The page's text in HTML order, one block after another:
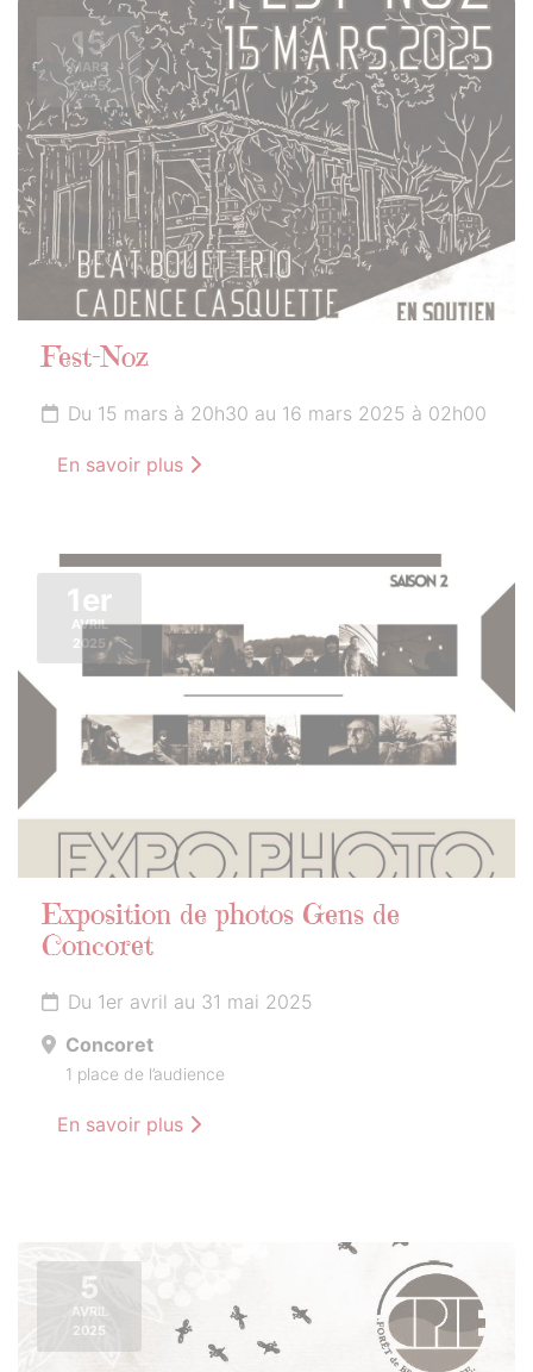
15
MARS
2025
Fest-Noz
Du 15 mars à 20h30 au 16 mars 2025 à 02h00
En savoir plus
1er
AVRIL
2025
Exposition de photos Gens de
Concoret
Du 1er avril au 31 mai 2025
Concoret
1 place de l’audience
En savoir plus
5
AVRIL
2025